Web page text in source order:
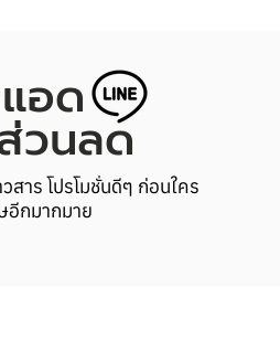
อด
วนลด
สาร โปรโมชั่นดีๆ ก่อนใคร
อีกมากมาย